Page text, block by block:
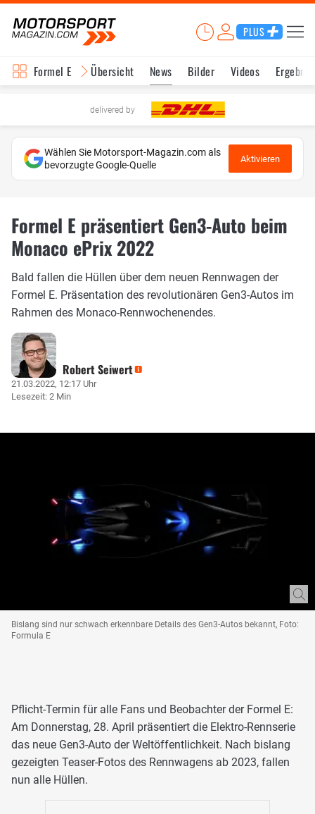
PLUS
Formel E Übersicht News Bilder Videos
delivered by
Wählen Sie Motorsport-Magazin.com als
bevorzugte Google-Quelle
Aktivieren
Formel E präsentiert Gen3-Auto beim
Monaco ePrix 2022
Bald fallen die Hüllen über dem neuen Rennwagen der
Formel E. Präsentation des revolutionären Gen3-Autos im
Rahmen des Monaco-Rennwochenendes.
Robert Seiwert
21.03.2022, 12:17 Uhr
Lesezeit: 2 Min
Bislang sind nur schwach erkennbare Details des Gen3-Autos bekannt, Foto:
Formula E
Pflicht-Termin für alle Fans und Beobachter der Formel E:
Am Donnerstag, 28. April präsentiert die Elektro-Rennserie
das neue Gen3-Auto der Weltöffentlichkeit. Nach bislang
gezeigten Teaser-Fotos des Rennwagens ab 2023, fallen
nun alle Hüllen.